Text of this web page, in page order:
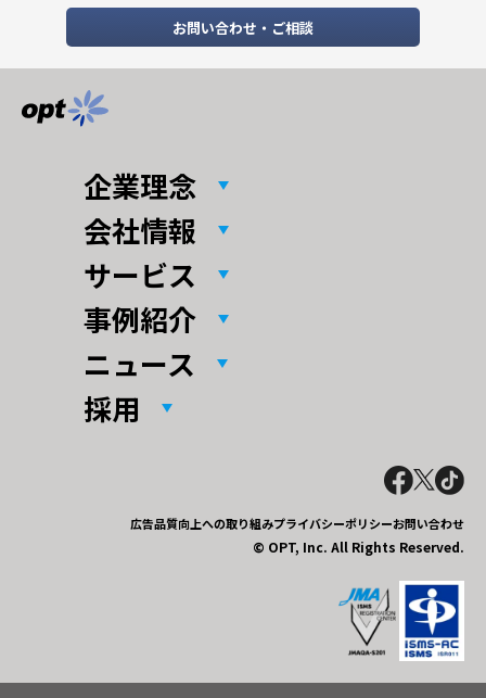
お問い合わせ・ご相談
企業理念
会社情報
サービス
事例紹介
ニュース
採用
広告品質向上への取り組みプライバシーポリシーお問い合わせ
© OPT, Inc. All Rights Reserved.